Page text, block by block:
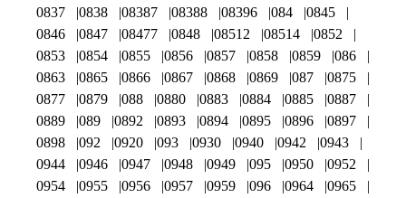
0837
0838 08387 08388 08396 084
0845
0846
0847 08477 0848 08512 08514
0852
0853
0854 0855 0856 0857 0858 0859
086
0863
0865 0866 0867 0868 0869 087
0875
0877
0879 088 0880 0883 0884 0885
0887
0889
089 0892 0893 0894 0895 0896
0897
0898
092 0920 093 0930 0940 0942
0943
0944
0946 0947 0948 0949 095 0950
0952
0954
0955 0956 0957 0959 096 0964
0965